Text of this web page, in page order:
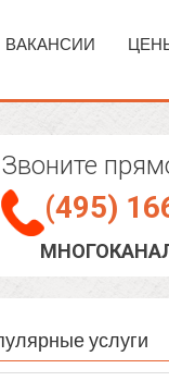
ВАКАНСИИ
Звоните
(495)
услуги